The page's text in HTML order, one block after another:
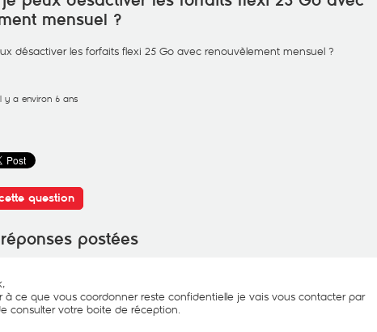
mensuel ?
désactiver les forfaits flexi 25 Go avec renouvèlement mensuel ?
y a environ 6 ans
question
postées
à ce que vous coordonner reste confidentielle je vais vous contacter par
consulter votre boite de réception.